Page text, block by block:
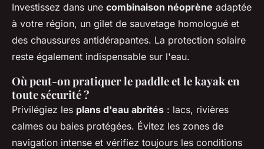
Investissez dans une combinaison néoprène adaptée
à votre région, un gilet de sauvetage homologué et
des chaussures antidérapantes. La protection solaire
reste également indispensable sur l'eau.
Où peut-on pratiquer le paddle et le kayak en
toute sécurité ?
Privilégiez les plans d'eau abrités : lacs, rivières
calmes ou baies protégées. Évitez les zones de
navigation intense et vérifiez toujours les conditions